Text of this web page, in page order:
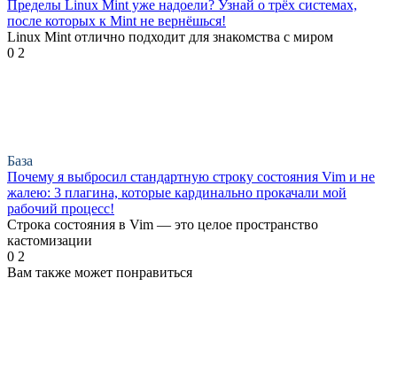
Пределы Linux Mint уже надоели? Узнай о трёх системах,
после которых к Mint не вернёшься!
Linux Mint отлично подходит для знакомства с миром
0 2
База
Почему я выбросил стандартную строку состояния Vim и не
жалею: 3 плагина, которые кардинально прокачали мой
рабочий процесс!
Строка состояния в Vim — это целое пространство
кастомизации
0 2
Вам также может понравиться